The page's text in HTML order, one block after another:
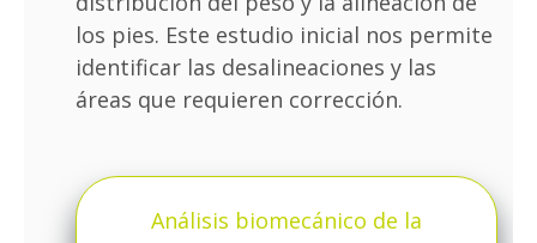
los pies. Este estudio inicial nos permite
identificar las desalineaciones y las
áreas que requieren corrección.
Análisis biomecánico de la